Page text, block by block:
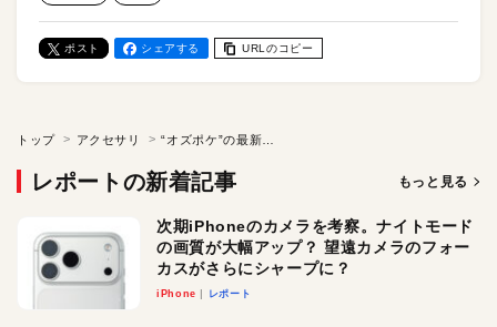
ポスト シェアする URLのコピー
トップ アクセサリ
レポートの新着記事 もっと見る
次期iPhoneのカメラを考察。ナイトモード
の画質が大幅アップ？ 望遠カメラのフォー
カスがさらにシャープに？
iPhone レポート